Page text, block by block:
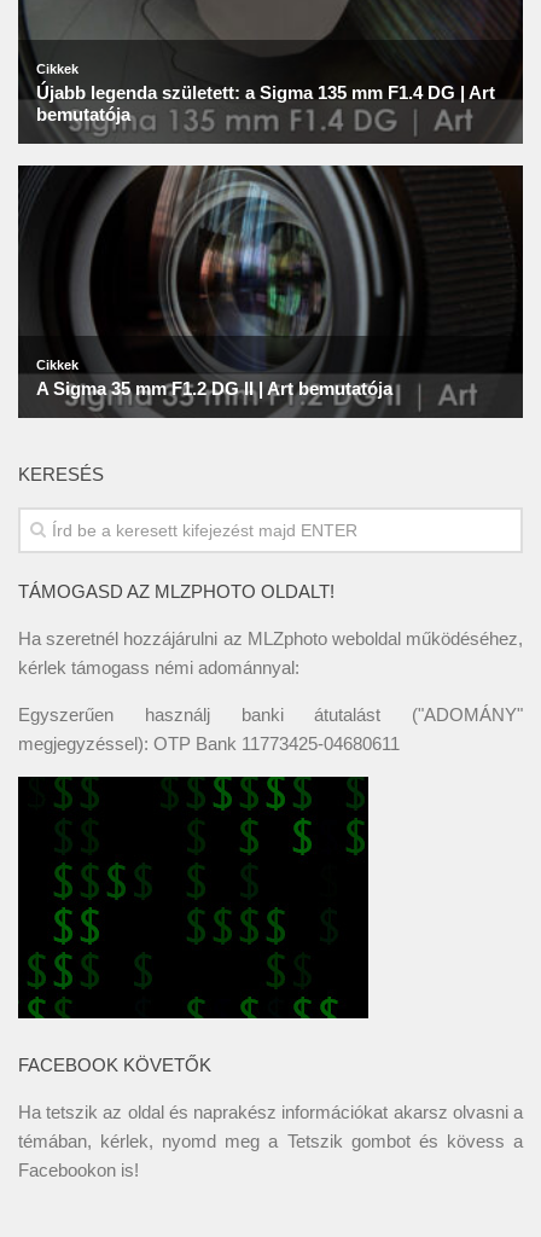
KERESÉS
TÁMOGASD AZ MLZPHOTO OLDALT!
Ha szeretnél hozzájárulni az MLZphoto weboldal működéséhez,
kérlek támogass némi adománnyal:
Egyszerűen használj banki átutalást ("ADOMÁNY"
megjegyzéssel): OTP Bank 11773425-04680611
FACEBOOK KÖVETŐK
Ha tetszik az oldal és naprakész információkat akarsz olvasni a
témában, kérlek, nyomd meg a Tetszik gombot és kövess a
Facebookon is!